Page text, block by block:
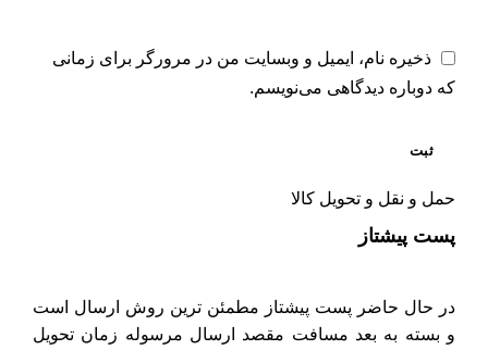
ذخیره نام، ایمیل و وبسایت من در مرورگر برای زمانی
که دوباره دیدگاهی می‌نویسم.
حمل و نقل و تحویل کالا
پست پیشتاز
در حال حاضر پست پیشتاز مطمئن ترین روش ارسال است
و بسته به بعد مسافت مقصد ارسال مرسوله زمان تحویل